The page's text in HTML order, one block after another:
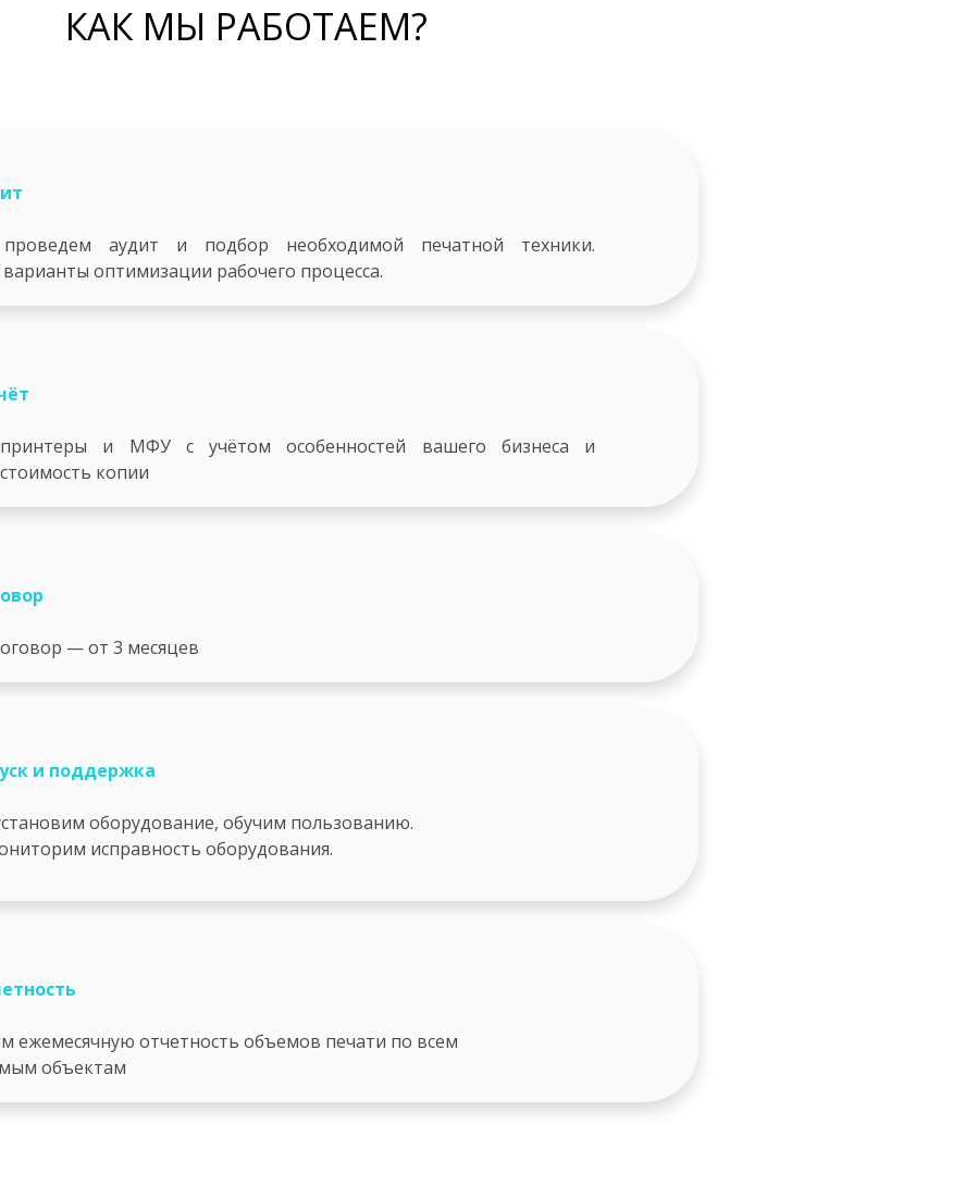
КАК МЫ РАБОТАЕМ?
проведем аудит и подбор необходимой печатной техники.
оптимизации рабочего процесса.
и МФУ с учётом особенностей вашего бизнеса и
копии
— от 3 месяцев
и поддержка
оборудование, обучим пользованию.
исправность оборудования.
ежемесячную отчетность объемов печати по всем
объектам